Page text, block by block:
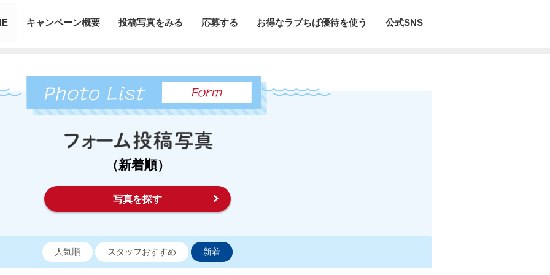
キャンペーン概要 投稿写真をみる 応募する お得なラブちば優待を使う 公式SNS
（新着順）
写真を探す
人気順 スタッフおすすめ 新着